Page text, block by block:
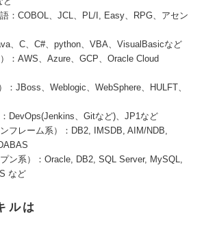
：COBOL、JCL、PL/I, Easy、RPG、アセン
、C、C#、python、VBA、VisualBasicなど
：AWS、Azure、GCP、Oracle Cloud
：JBoss、Weblogic、WebSphere、HULFT、
DevOps(Jenkins、Gitなど)、JP1など
フレーム系）：DB2, IMSDB, AIM/NDB,
ン系）：Oracle, DB2, SQL Server, MySQL,
など
ルは